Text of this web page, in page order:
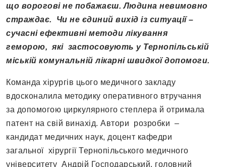
що ворогові не побажаєш. Людина невимовно
страждає. Чи не єдиний вихід із ситуації –
сучасні ефективні методи лікування
геморою, які застосовують у Тернопільській
міській комунальній лікарні швидкої допомоги.
Команда хірургів цього медичного закладу
вдосконалила методику оперативного втручання
за допомогою циркулярного степлера й отримала
патент на свій винахід. Автори розробки –
кандидат медичних наук, доцент кафедри
загальної хірургії Тернопільського медичного
університету Андрій Господарський, головний